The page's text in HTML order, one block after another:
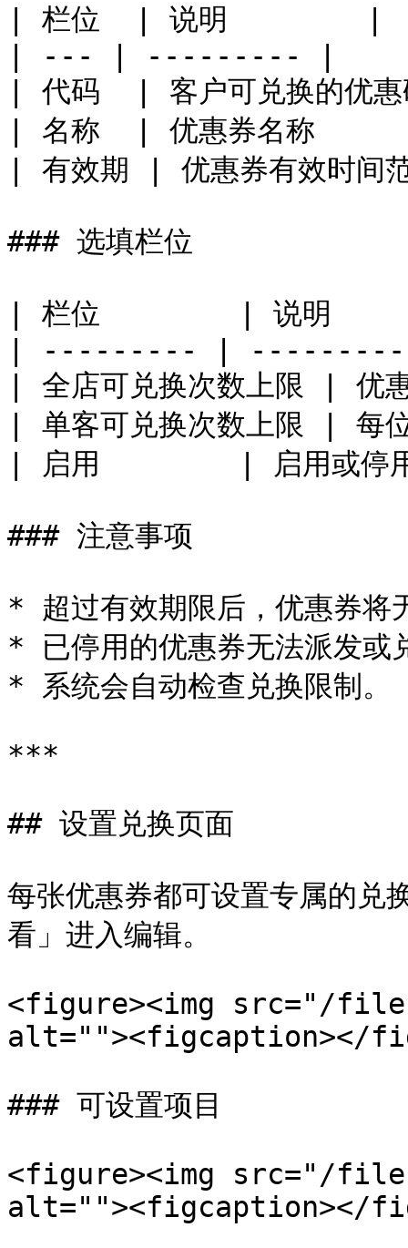
| 栏位  | 说明        |
| --- | --------- |
| 代码  | 客户可兑换的优
| 名称  | 优惠券名称
| 有效期 | 优惠券有效时间
### 选填栏位
| 栏位        | 说明
| --------- |
| 全店可兑换次数上限 | 优
| 单客可兑换次数上限 | 每
| 启用        | 启用或停
### 注意事项
* 超过有效期限后，优惠券将
* 已停用的优惠券无法派发或
* 系统会自动检查兑换限制。
***
## 设置兑换页面
每张优惠券都可设置专属的兑
看」进入编辑。
<figure><img src="/
alt=""><figcaption></
### 可设置项目
<figure><img src="/files/
alt=""><figcaption></